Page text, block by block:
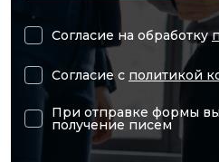
Согласие на обработку
Согласие с политикой
При отправке формы вы
получение писем